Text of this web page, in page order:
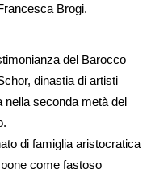
Brogi.
del Barocco
dinastia di artisti
nella seconda metà del
di famiglia aristocratica
come fastoso